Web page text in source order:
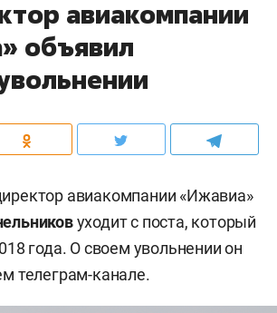
авиакомпании
объявил
авиакомпании «Ижавиа»
уходит с поста, который
года. О своем увольнении он
телеграм-канале.